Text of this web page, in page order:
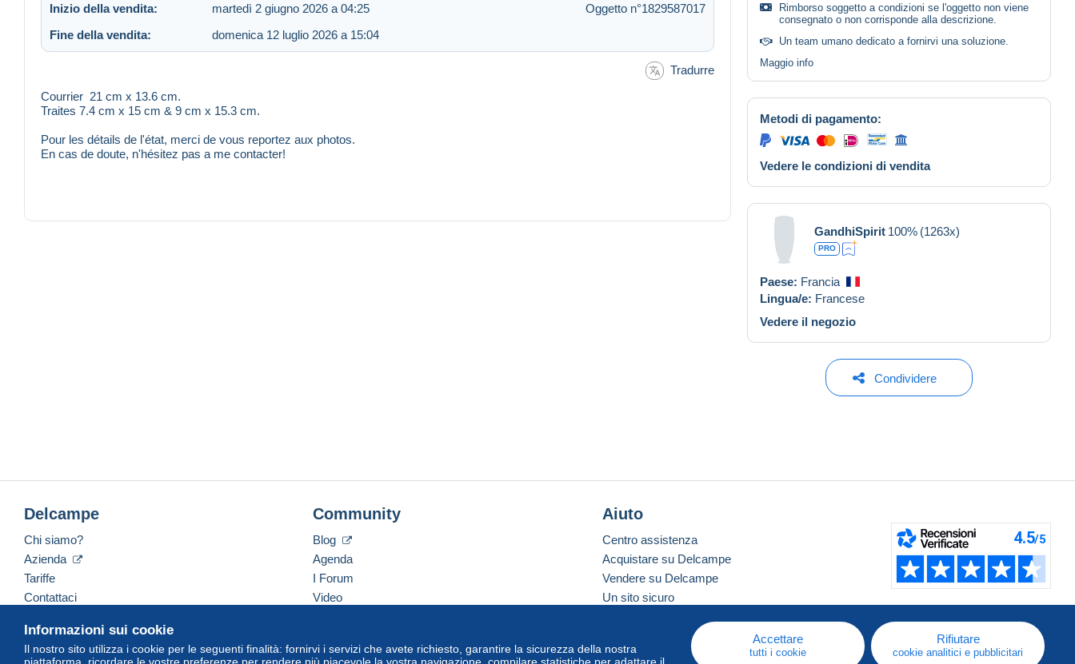
Inizio della vendita: martedì 2 giugno 2026 a 04:25
Oggetto n°1829587017
Fine della vendita:
domenica 12 luglio 2026 a 15:04
Tradurre
Courrier 21 cm x 13.6 cm.
Traites 7.4 cm x 15 cm & 9 cm x 15.3 cm.
Pour les détails de l'état, merci de vous reportez aux photos.
En cas de doute, n'hésitez pas a me contacter!
Rimborso soggetto a condizioni se l'oggetto non viene
consegnato o non corrisponde alla descrizione.
Un team umano dedicato a fornirvi una soluzione.
Maggio info
Metodi di pagamento:
Vedere le condizioni di vendita
GandhiSpirit 100% (1263x)
PRO
Paese: Francia
Lingua/e: Francese
Vedere il negozio
Condividere
Informazioni sui cookie
Il nostro sito utilizza i cookie per le seguenti finalità: fornirvi i servizi che avete richiesto, garantire la sicurezza della nostra
Accettare
tutti i cookie
Rifiutare
cookie analitici e pubblicitari
Delcampe
Chi siamo?
Azienda
Tariffe
Contattaci
Community
Blog
Agenda
I Forum
Video
Aiuto
Centro assistenza
Acquistare su Delcampe
Vendere su Delcampe
Un sito sicuro
Italiano USD America/Indiana/Vevay Versione standard